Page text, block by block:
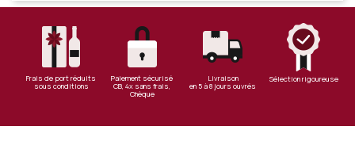
Frais de port réduits
sous conditions
Paiement sécurisé
CB, 4x sans frais,
Chèque
Livraison
en 5 à 8 jours ouvrés
Sélection rigoureuse